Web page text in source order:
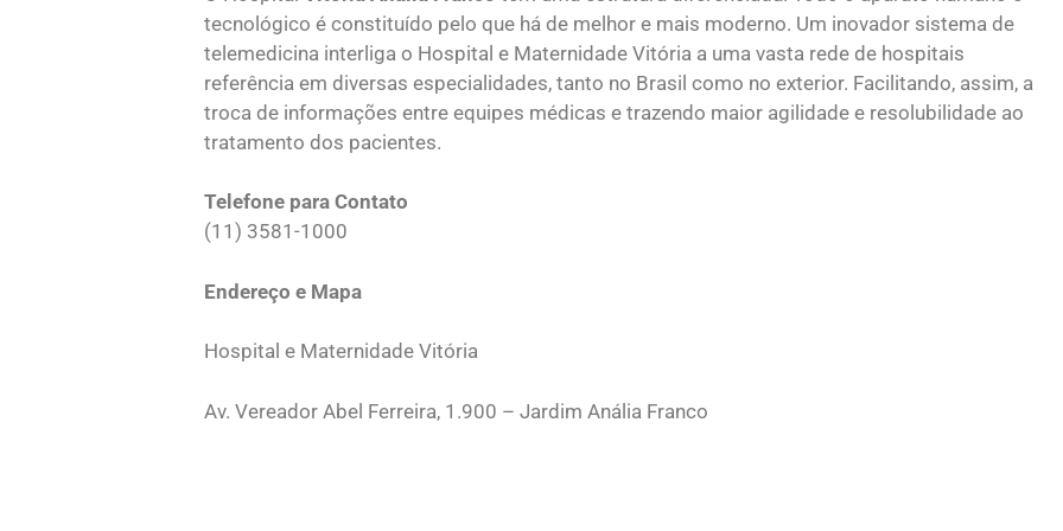
tecnológico é constituído pelo que há de melhor e mais moderno. Um inovador sistema de
telemedicina interliga o Hospital e Maternidade Vitória a uma vasta rede de hospitais
referência em diversas especialidades, tanto no Brasil como no exterior. Facilitando, assim, a
troca de informações entre equipes médicas e trazendo maior agilidade e resolubilidade ao
tratamento dos pacientes.
Telefone para Contato
(11) 3581-1000
Endereço e Mapa
Hospital e Maternidade Vitória
Av. Vereador Abel Ferreira, 1.900 – Jardim Anália Franco